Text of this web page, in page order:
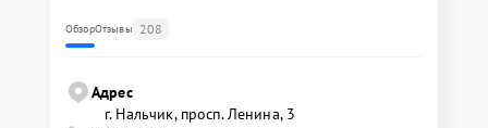
ОбзорОтзывы 208
Адрес
г. Нальчик, просп. Ленина, 3